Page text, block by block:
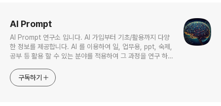
AI Prompt
AI Prompt 연구소 입니다. AI 가입부터 기초/활용까지 다양
한 정보를 제공합니다. AI 를 이용하여 일, 업무용, ppt, 숙제,
공부 등 활용 할 수 있는 분야를 적용하여 그 과정을 연구 하여
아닙니다. * ChatGPT 와 경제, 금융, 상식 등 다양한 정보를
연구 합니다. * 한국/미국의 상승 주식을 집중 탐구 하여 작성
구독하기